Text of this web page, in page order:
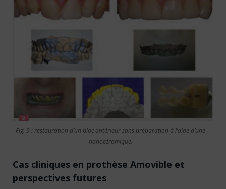
Fig. 9 : restauration d’un bloc antérieur sans préparation à l’aide d’une
nanocéramique.
Cas cliniques en prothèse Amovible et
perspectives futures